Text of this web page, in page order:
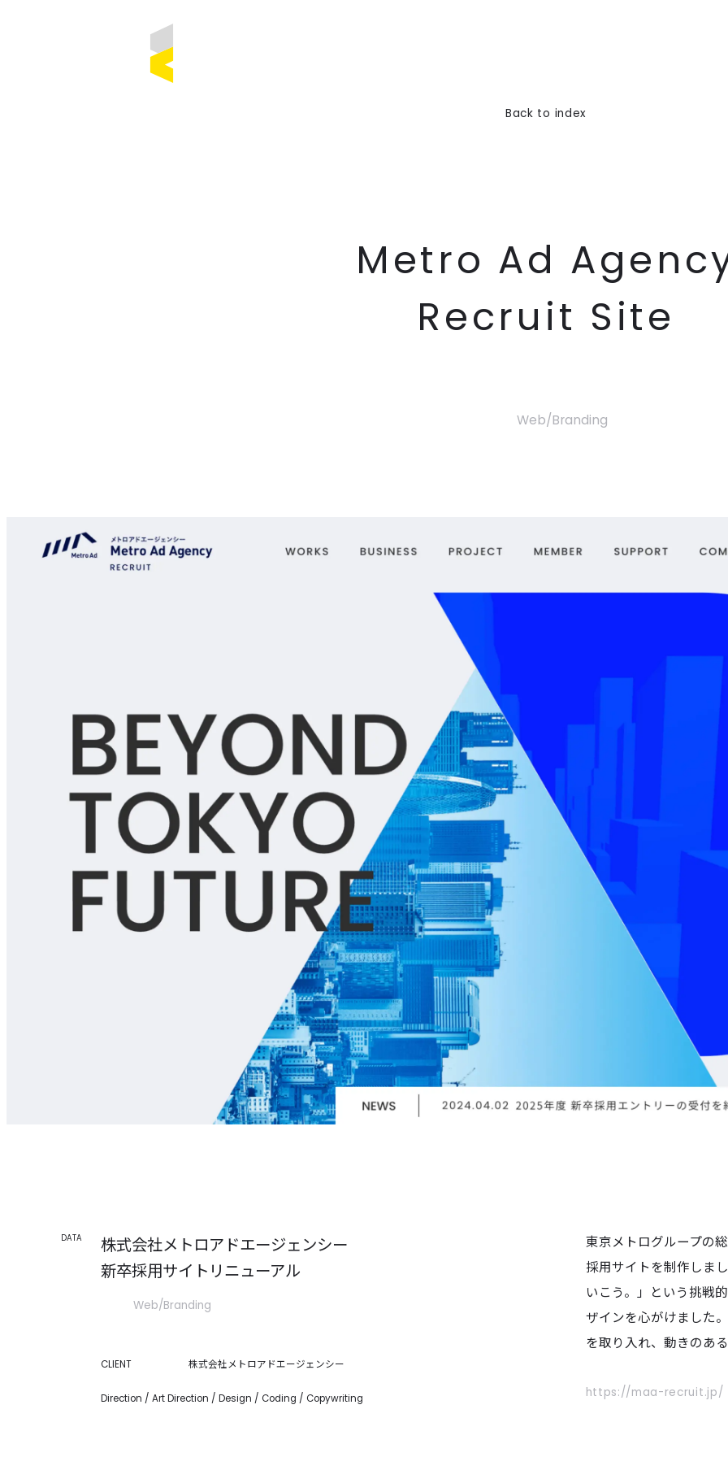
Back to index
Metro Ad Agenc
Recruit Site
Web Branding
DATA
株式会社メトロアドエージェンシー
新卒採用サイトリニューアル
Web Branding
CLIENT 株式会社メトロアドエージェンシー
Direction / Art Direction / Design / Coding / Copywriting
東京メトログループの
採用サイトを制作しま
いこう。」という挑戦
ザインを心がけました
を取り入れ、動きのあ
https://maa-recruit.jp/